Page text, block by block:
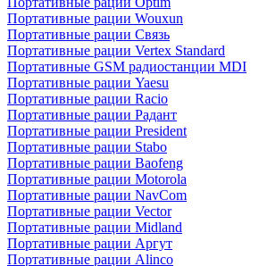
Портативные рации Wouxun
Портативные рации Связь
Портативные рации Vertex Standard
Портативные GSM радиостанции MDI
Портативные рации Yaesu
Портативные рации Racio
Портативные рации Радант
Портативные рации President
Портативные рации Stabo
Портативные рации Baofeng
Портативные рации Motorola
Портативные рации NavCom
Портативные рации Vector
Портативные рации Midland
Портативные рации Аргут
Портативные рации Alinco